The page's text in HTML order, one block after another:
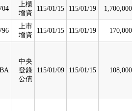
上櫃
增資
115/01/15 115/01/19 1,700,000
上市
增資
115/01/15 115/01/19 170,000
中央
登錄
公債
115/01/09 115/01/15 108,000